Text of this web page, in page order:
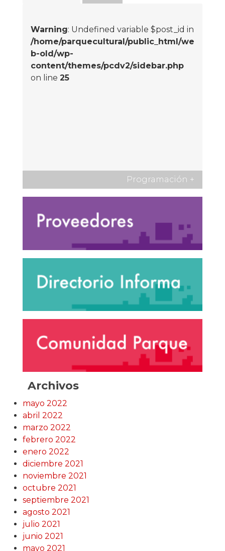
Warning: Undefined variable $post_id in
/home/parquecultural/public_html/we
b-old/wp-
content/themes/pcdv2/sidebar.php
on line 25
Programación +
Archivos
mayo 2022
abril 2022
marzo 2022
febrero 2022
enero 2022
diciembre 2021
noviembre 2021
octubre 2021
septiembre 2021
agosto 2021
julio 2021
junio 2021
mayo 2021